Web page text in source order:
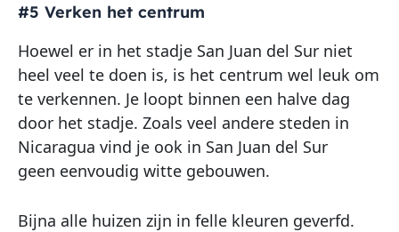
#5 Verken het centrum
Hoewel er in het stadje San Juan del Sur niet
heel veel te doen is, is het centrum wel leuk om
te verkennen. Je loopt binnen een halve dag
door het stadje. Zoals veel andere steden in
Nicaragua vind je ook in San Juan del Sur
geen eenvoudig witte gebouwen.
Bijna alle huizen zijn in felle kleuren geverfd.